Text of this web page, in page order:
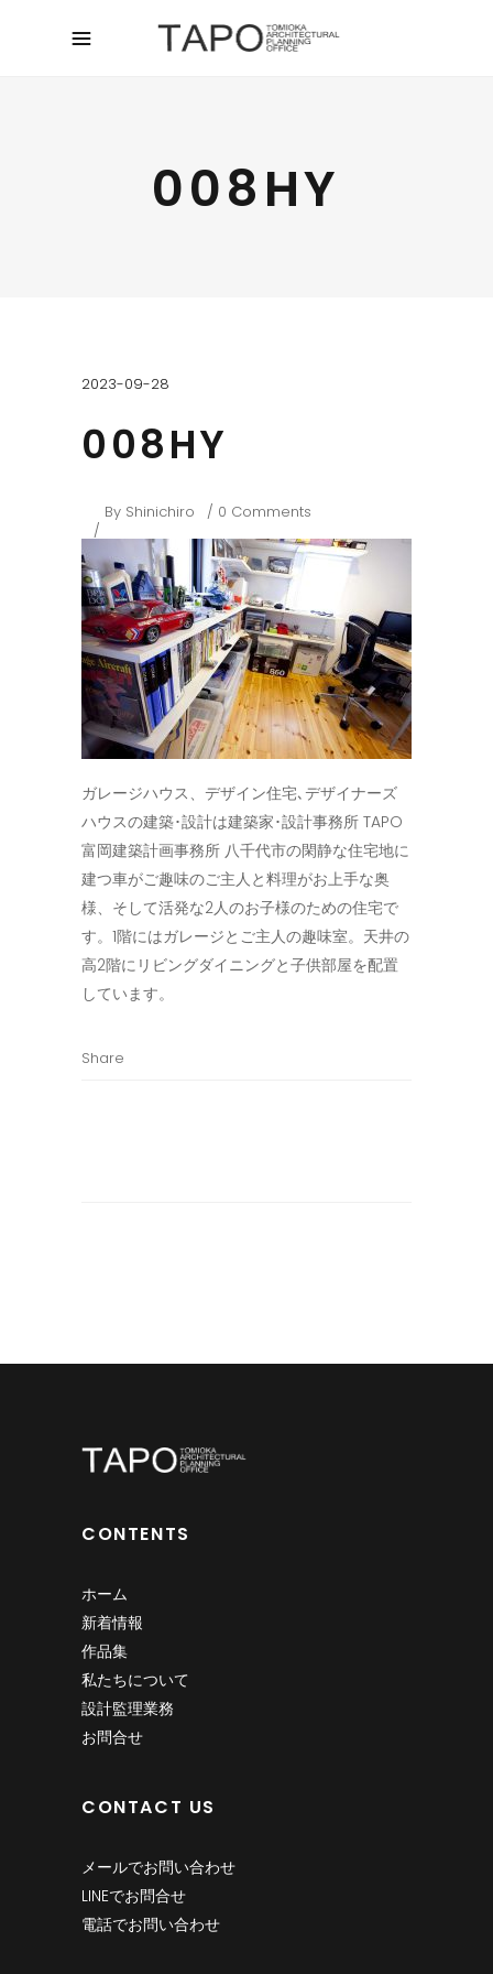
008HY
2023-09-28
008HY
By Shinichiro 0 Comments
ガレージハウス、デザイン住宅､デザイナーズ
ハウスの建築･設計は建築家･設計事務所 TAPO
富岡建築計画事務所 八千代市の閑静な住宅地に
建つ車がご趣味のご主人と料理がお上手な奥
様、そして活発な2人のお子様のための住宅で
す。1階にはガレージとご主人の趣味室。天井の
高2階にリビングダイニングと子供部屋を配置
しています。
Share
CONTENTS
ホーム
新着情報
作品集
私たちについて
設計監理業務
お問合せ
CONTACT US
メールでお問い合わせ
LINEでお問合せ
電話でお問い合わせ